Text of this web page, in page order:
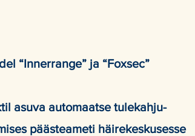
“Innerrange” ja “Foxsec”
asuva automaatse tulekahju-
päästeameti häirekeskusesse